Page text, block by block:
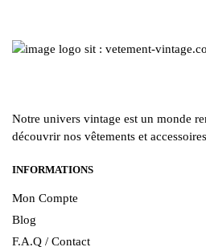
produit
Notre univers vintage est un monde
découvrir nos vêtements et
INFORMATIONS
Mon Compte
Blog
F.A.Q / Contact